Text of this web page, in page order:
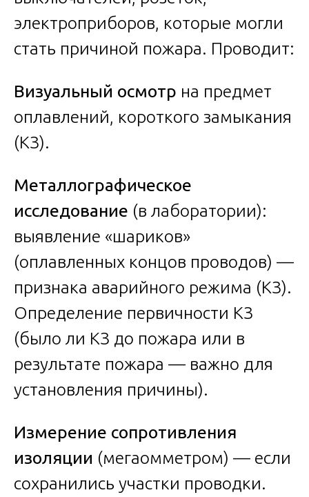
электроприборов, которые могли
стать причиной пожара. Проводит:
Визуальный осмотр на предмет
оплавлений, короткого замыкания
(КЗ).
Металлографическое
исследование (в лаборатории):
выявление «шариков»
(оплавленных концов проводов) —
признака аварийного режима (КЗ).
Определение первичности КЗ
(было ли КЗ до пожара или в
результате пожара — важно для
установления причины).
Измерение сопротивления
изоляции (мегаомметром) — если
сохранились участки проводки.